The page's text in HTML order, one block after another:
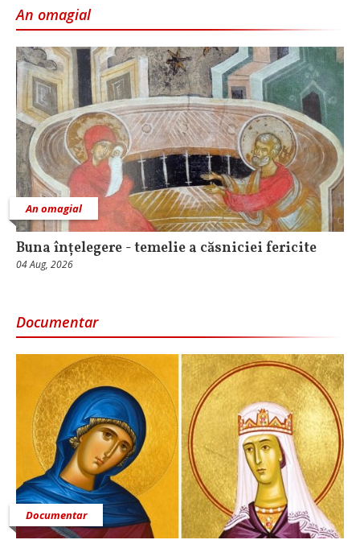
An omagial
An omagial
Buna înțelegere - temelie a căsniciei fericite
04 Aug, 2026
Documentar
Documentar